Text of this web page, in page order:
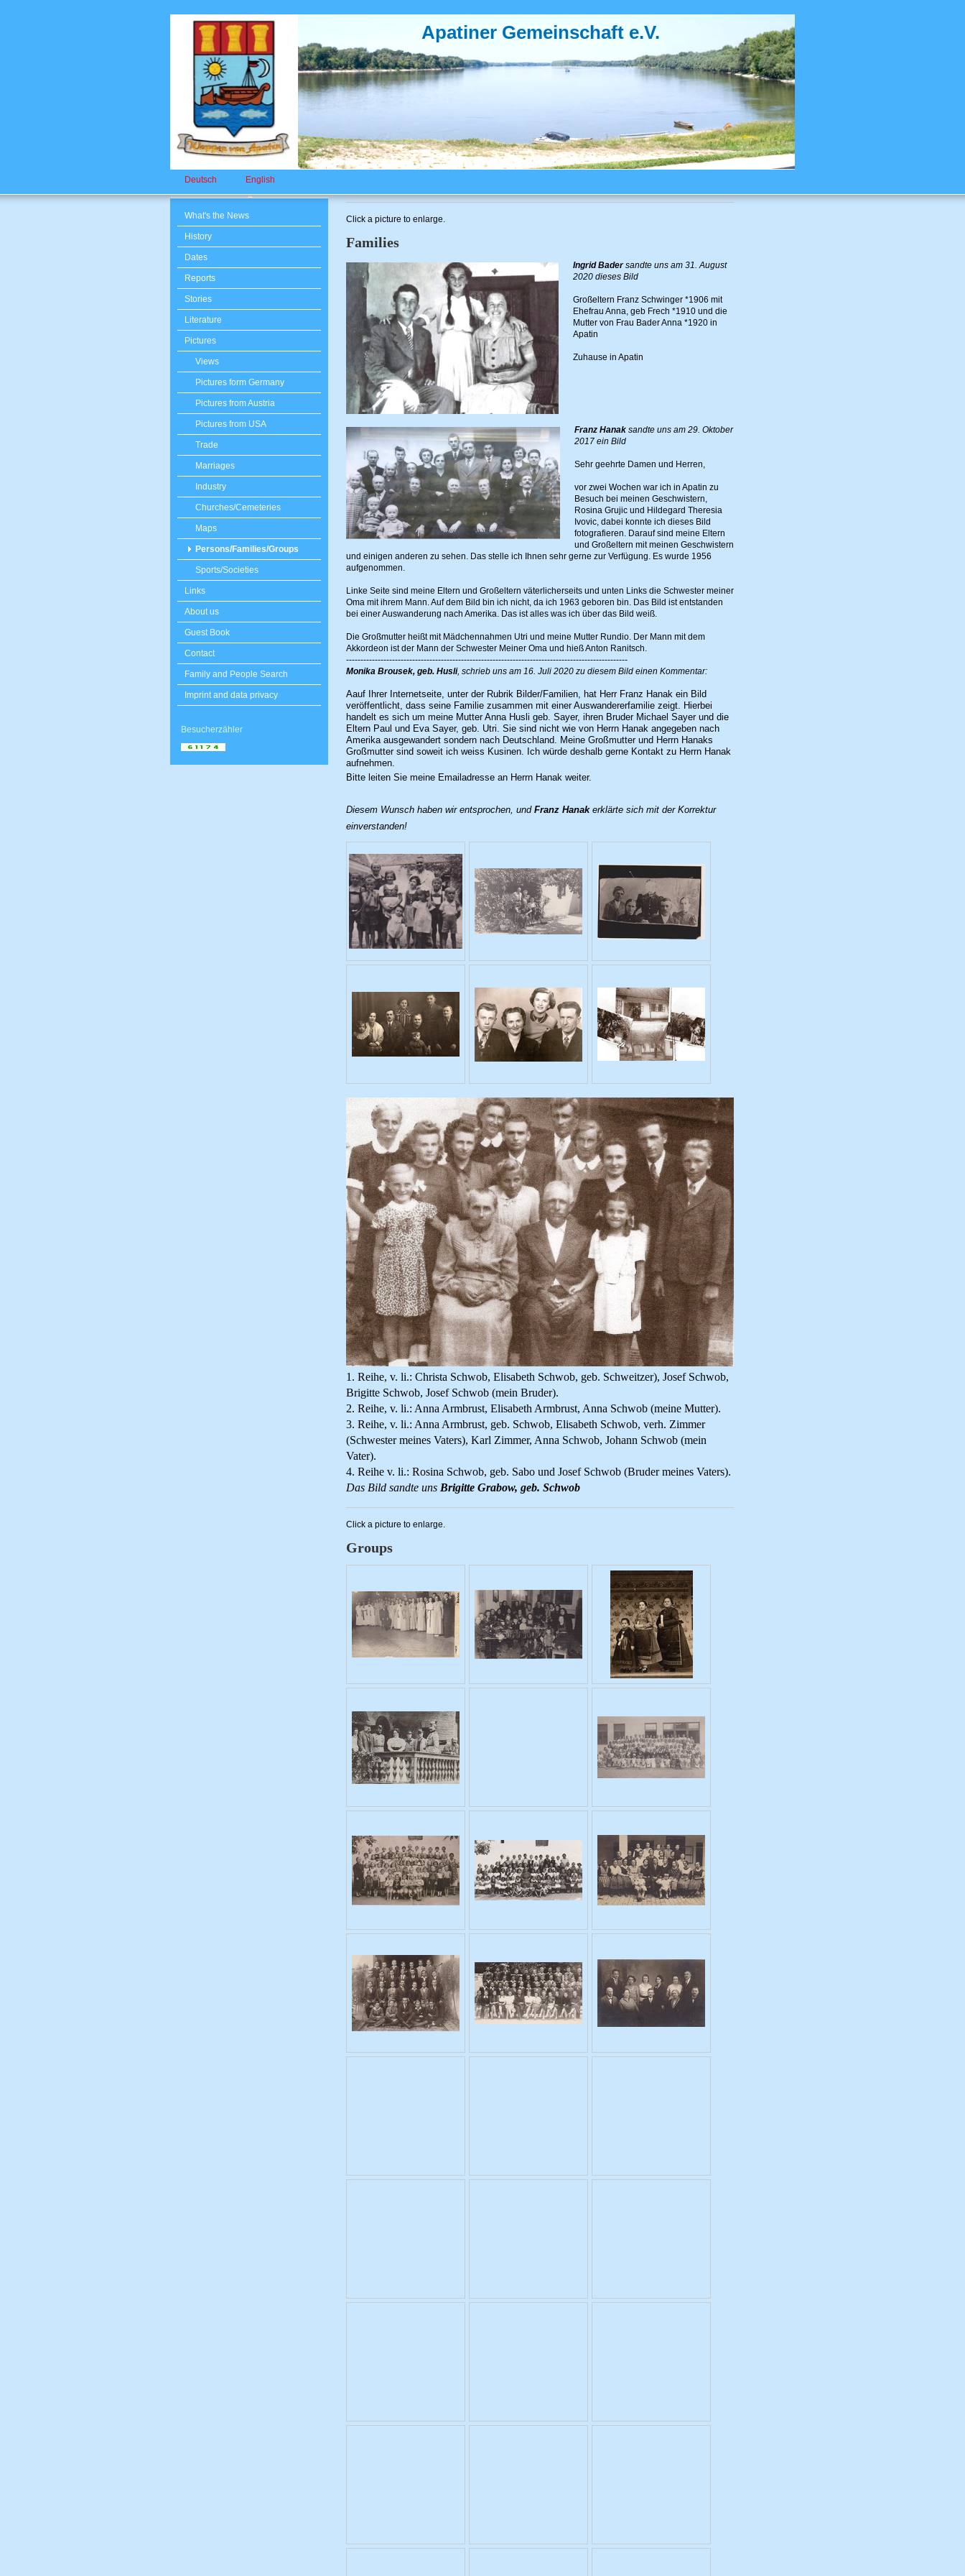
Apatiner Gemeinschaft e.V.
Deutsch English
What's the News
History
Dates
Reports
Stories
Literature
Pictures
Views
Pictures form Germany
Pictures from Austria
Pictures from USA
Trade
Marriages
Industry
Churches/Cemeteries
Maps
Persons/Families/Groups
Sports/Societies
Links
About us
Guest Book
Contact
Family and People Search
Imprint and data privacy
Besucherzähler
Click a picture to enlarge.
Families
Ingrid Bader sandte uns am 31. August
2020 dieses Bild
Großeltern Franz Schwinger *1906 mit
Ehefrau Anna, geb Frech *1910 und die
Mutter von Frau Bader Anna *1920 in
Apatin
Zuhause in Apatin
Franz Hanak sandte uns am 29. Oktober
2017 ein Bild
Sehr geehrte Damen und Herren,
vor zwei Wochen war ich in Apatin zu
Besuch bei meinen Geschwistern,
Rosina Grujic und Hildegard Theresia
Ivovic, dabei konnte ich dieses Bild
fotografieren. Darauf sind meine Eltern
und Großeltern mit meinen Geschwistern
und einigen anderen zu sehen. Das stelle ich Ihnen sehr gerne zur Verfügung. Es wurde 1956
aufgenommen.
Linke Seite sind meine Eltern und Großeltern väterlicherseits und unten Links die Schwester meiner
Oma mit ihrem Mann. Auf dem Bild bin ich nicht, da ich 1963 geboren bin. Das Bild ist entstanden
bei einer Auswanderung nach Amerika. Das ist alles was ich über das Bild weiß.
Die Großmutter heißt mit Mädchennahmen Utri und meine Mutter Rundio. Der Mann mit dem
Akkordeon ist der Mann der Schwester Meiner Oma und hieß Anton Ranitsch.
--------------------------------------------------------------------------------------------------
Monika Brousek, geb. Husli, schrieb uns am 16. Juli 2020 zu diesem Bild einen Kommentar:
Aauf Ihrer Internetseite, unter der Rubrik Bilder/Familien, hat Herr Franz Hanak ein Bild
veröffentlicht, dass seine Familie zusammen mit einer Auswandererfamilie zeigt. Hierbei
handelt es sich um meine Mutter Anna Husli geb. Sayer, ihren Bruder Michael Sayer und die
Eltern Paul und Eva Sayer, geb. Utri. Sie sind nicht wie von Herrn Hanak angegeben nach
Amerika ausgewandert sondern nach Deutschland. Meine Großmutter und Herrn Hanaks
Großmutter sind soweit ich weiss Kusinen. Ich würde deshalb gerne Kontakt zu Herrn Hanak
aufnehmen.
Bitte leiten Sie meine Emailadresse an Herrn Hanak weiter.
Diesem Wunsch haben wir entsprochen, und Franz Hanakerklärte sich mit der Korrektur
einverstanden!
1. Reihe, v. li.: Christa Schwob, Elisabeth Schwob, geb. Schweitzer), Josef Schwob,
Brigitte Schwob, Josef Schwob (mein Bruder).
2. Reihe, v. li.: Anna Armbrust, Elisabeth Armbrust, Anna Schwob (meine Mutter).
3. Reihe, v. li.: Anna Armbrust, geb. Schwob, Elisabeth Schwob, verh. Zimmer
(Schwester meines Vaters), Karl Zimmer, Anna Schwob, Johann Schwob (mein
Vater).
4. Reihe v. li.: Rosina Schwob, geb. Sabo und Josef Schwob (Bruder meines Vaters).
Das Bild sandte uns Brigitte Grabow, geb. Schwob
Click a picture to enlarge.
Groups